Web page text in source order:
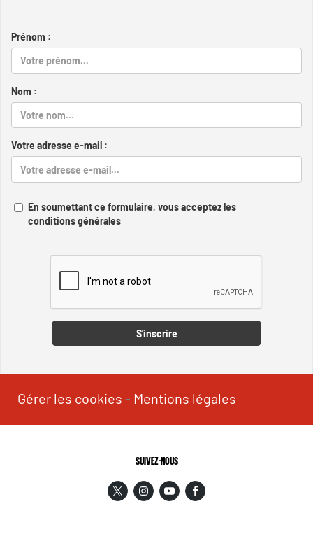
Prénom :
Nom :
Votre adresse e-mail :
En soumettant ce formulaire, vous acceptez les
conditions générales
S'inscrire
Gérer les cookies - Mentions légales
SUIVEZ-NOUS